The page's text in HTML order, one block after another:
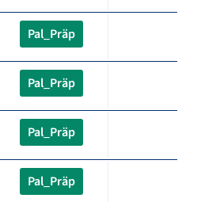
Pal_Präp
Pal_Präp
Pal_Präp
Pal_Präp